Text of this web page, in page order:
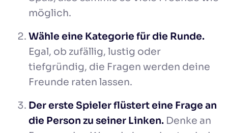
möglich.
Wähle eine Kategorie für die Runde.
Egal, ob zufällig, lustig oder
tiefgründig, die Fragen werden deine
Freunde raten lassen.
Der erste Spieler flüstert eine Frage an
die Person zu seiner Linken. Denke an